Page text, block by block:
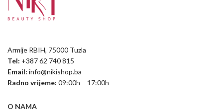
Armije RBIH, 75000 Tuzla
Tel: +387 62 740 815
Email: info@nikishop.ba
Radno vrijeme: 09:00h – 17:00h
O NAMA